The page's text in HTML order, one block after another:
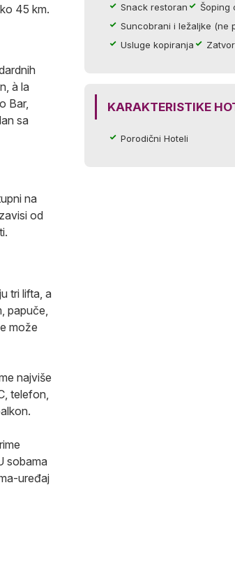
45 km.
à la
Bar,
sa
na
od
tri lifta, a
papuče,
može
najviše
telefon,
sobama
uređaj
Snack restoran
Šoping
Suncobrani i ležaljke (ne
Usluge kopiranja
KARAKTERISTIKE
Porodični Hoteli